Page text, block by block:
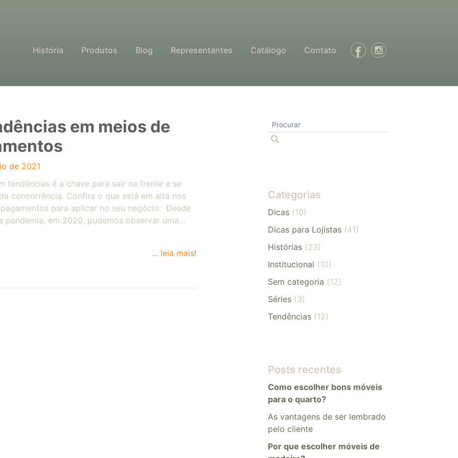
História Produtos Blog Representantes Catálogo Contato
em meios de
de 2021
tendências é a chave para sair na frente e se
concorrência. Confira o que está em alta nos
para aplicar no seu negócio: Desde
pandemia, em 2020, pudemos observar uma…
... leia mais!
Categorias
Dicas (10)
Dicas para Lojistas (41)
Histórias (23)
Institucional (10)
Sem categoria (12)
Séries (3)
Tendências (12)
Posts recentes
Como escolher bons móveis
para o quarto?
As vantagens de ser lembrado
pelo cliente
Por que escolher móveis de